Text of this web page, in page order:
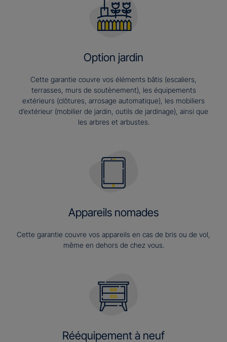
Option jardin
Cette garantie couvre vos éléments bâtis (escaliers,
terrasses, murs de soutènement), les équipements
extérieurs (clôtures, arrosage automatique), les mobiliers
d’extérieur (mobilier de jardin, outils de jardinage), ainsi que
les arbres et arbustes.
Appareils nomades
Cette garantie couvre vos appareils en cas de bris ou de vol,
même en dehors de chez vous.
Rééquipement à neuf